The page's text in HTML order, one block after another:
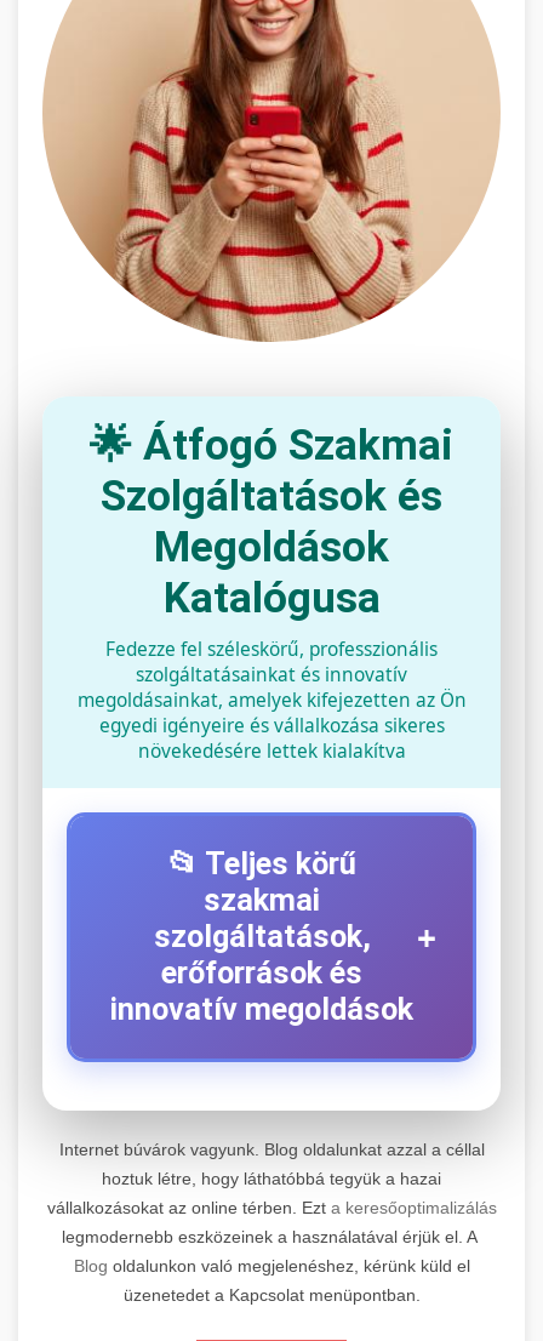
🌟 Átfogó Szakmai
Szolgáltatások és
Megoldások
Katalógusa
Fedezze fel széleskörű, professzionális
szolgáltatásainkat és innovatív
megoldásainkat, amelyek kifejezetten az Ön
egyedi igényeire és vállalkozása sikeres
növekedésére lettek kialakítva
📂 Teljes körű
szakmai
szolgáltatások,
erőforrások és
innovatív megoldások
+
+
Kiemelkedő szakértelemmel rendelkező
elektromos roller javítási és átfogó
karbantartási szolgáltatásokat kínálunk minden
jelentős gyártó és modell számára. Tapasztalt
technikusaink a legmodernebb diagnosztikai
📊 2. Online Marketing
Ügynökség
+
Átfogó és eredményorientált online marketing
Internet búvárok vagyunk. Blog oldalunkat azzal a céllal
hoztuk létre, hogy láthatóbbá tegyük a hazai
vállalkozásokat az online térben. Ezt a keresőoptimalizálás
legmodernebb eszközeinek a használatával érjük el. A
Blog oldalunkon való megjelenéshez, kérünk küld el
üzenetedet a Kapcsolat menüpontban.